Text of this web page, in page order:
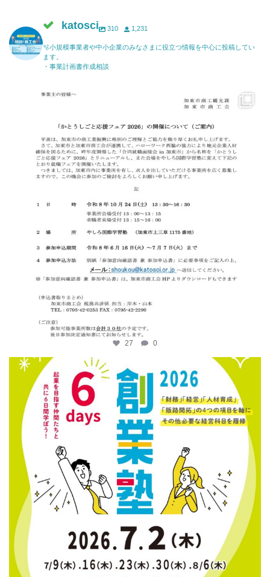
katosci 310 1,231
🫧小規模事業者や中小企業のみなさまに役立つ情報を中心に投稿してい
ます。
・事業計画書作成相談
27 0
katosci
6月 12